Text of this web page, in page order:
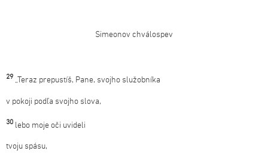
Simeonov chválospev
29 „Teraz prepustíš, Pane, svojho služobníka
v pokoji podľa svojho slova,
30 lebo moje oči uvideli
tvoju spásu,